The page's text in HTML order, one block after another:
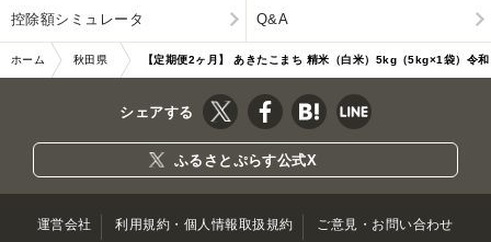
控除額シミュレータ Q&A
ホーム 秋田県 【定期便2ヶ月】 あきたこまち 精米（白米）5kg（5kg×1袋）令和
7年産 秋田食糧…|11859
シェアする
ふるさとぷらす公式X
運営会社 利用規約・個人情報取扱規約 ご意見・お問い合わせ